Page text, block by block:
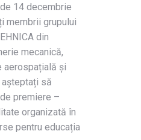
14 decembrie
membrii grupului
din
mecanică,
aerospațială și
să
premiere –
organizată în
pentru educația